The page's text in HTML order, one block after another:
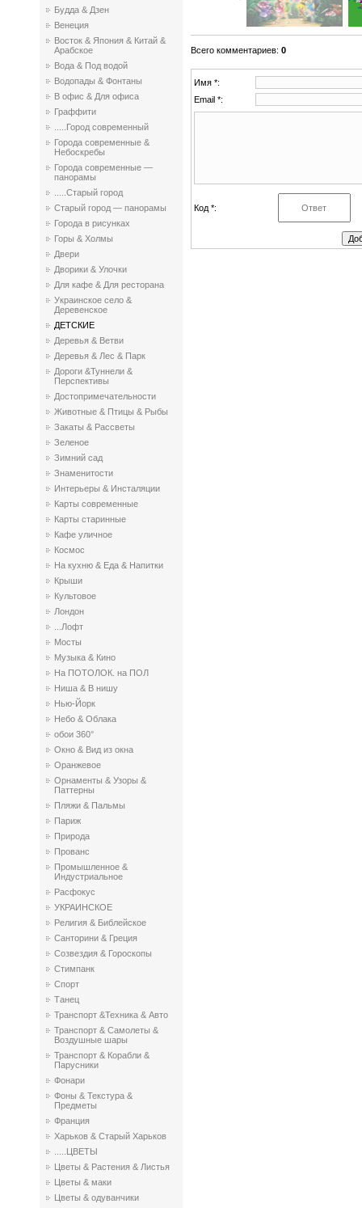
Будда & Дзен
Венеция
Восток & Япония & Китай &
Арабское
Вода & Под водой
Водопады & Фонтаны
В офис & Для офиса
Граффити
.....Город современный
Города современные &
Небоскребы
Города современные —
панорамы
.....Старый город
Старый город — панорамы
Города в рисунках
Горы & Холмы
Двери
Дворики & Улочки
Для кафе & Для ресторана
Украинское село &
Деревенское
ДЕТСКИЕ
Деревья & Ветви
Деревья & Лес & Парк
Дороги &Туннели &
Перспективы
Достопримечательности
Животные & Птицы & Рыбы
Закаты & Рассветы
Зеленое
Зимний сад
Знаменитости
Интерьеры & Инсталяции
Карты современные
Карты старинные
Кафе уличное
Космос
На кухню & Еда & Напитки
Крыши
Культовое
Лондон
...Лофт
Мосты
Музыка & Кино
На ПОТОЛОК. на ПОЛ
Ниша & В нишу
Нью-Йорк
Небо & Облака
обои 360°
Окно & Вид из окна
Оранжевое
Орнаменты & Узоры &
Паттерны
Пляжи & Пальмы
Париж
Природа
Прованс
Промышленное &
Индустриальное
Расфокус
УКРАИНСКОЕ
Религия & Библейское
Санторини & Греция
Созвездия & Гороскопы
Стимпанк
Спорт
Танец
Транспорт &Техника & Авто
Транспорт & Самолеты &
Воздушные шары
Транспорт & Корабли &
Парусники
Фонари
Фоны & Текстура &
Предметы
Франция
Харьков & Старый Харьков
.....ЦВЕТЫ
Цветы & Растения & Листья
Цветы & маки
Цветы & одуванчики
Всего комментариев: 0
Имя *:
Email *:
Код *: